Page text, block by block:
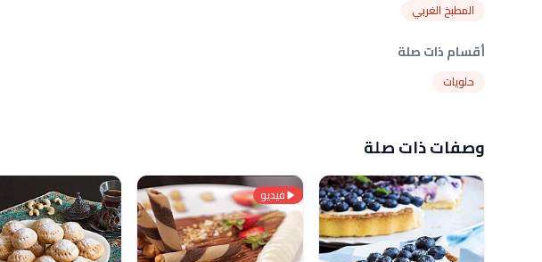
المطبخ الغربي
أقسام ذات صلة
حلويات
وصفات ذات صلة
فيديو